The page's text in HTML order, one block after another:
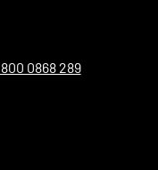
0868 289